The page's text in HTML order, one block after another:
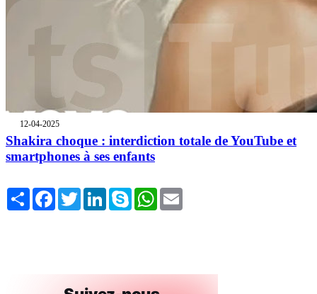
12-04-2025
Shakira choque : interdiction totale de YouTube et
smartphones à ses enfants
Share FacebookTwitterLinkedInSkype WhatsApp